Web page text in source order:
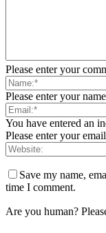
Please enter your
Please enter your
You have entered an
Please enter your
Save my name,
time I comment.
Are you human?